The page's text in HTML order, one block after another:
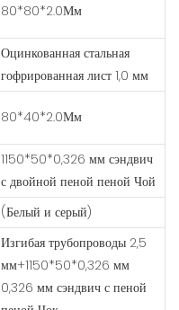
80*80*2.0Мм
Оцинкованная стальная
гофрированная лист 1,0 мм
80*40*2.0Мм
1150*50*0,326 мм сэндвич
с двойной пеной пеной Чой
(Белый и серый)
Изгибая трубопроводы 2,5
мм+1150*50*0,326 мм
0,326 мм сэндвич с пеной